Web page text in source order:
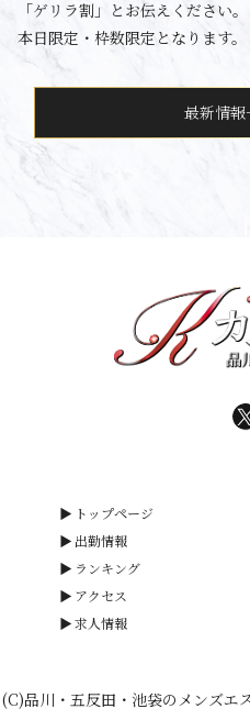
「ゲリラ割」とお伝えください。
本日限定・枠数限定となります。
最新情報
トップページ
出勤情報
ランキング
アクセス
求人情報
(C)品川・五反田・池袋のメンズエ